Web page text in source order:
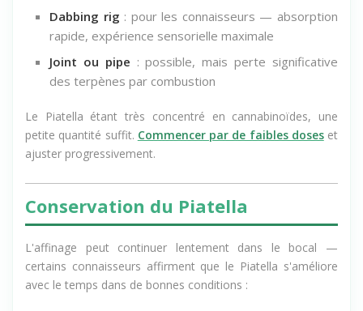
Dabbing rig : pour les connaisseurs — absorption
rapide, expérience sensorielle maximale
Joint ou pipe : possible, mais perte significative
des terpènes par combustion
Le Piatella étant très concentré en cannabinoïdes, une
petite quantité suffit. Commencer par de faibles doseset
ajuster progressivement.
Conservation du Piatella
L'affinage peut continuer lentement dans le bocal —
certains connaisseurs affirment que le Piatella s'améliore
avec le temps dans de bonnes conditions :